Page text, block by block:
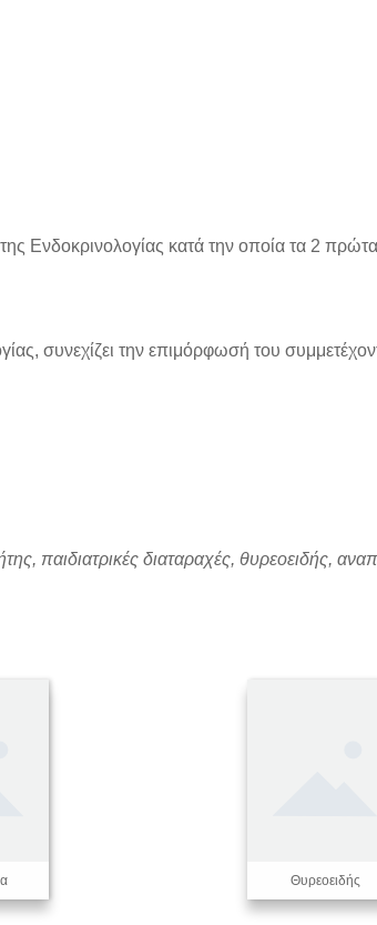
Ενδοκρινολογίας κατά την οποία τα 2
συνεχίζει την επιμόρφωσή του
παιδιατρικές διαταραχές, θυρεοειδής,
Θυρεοειδής